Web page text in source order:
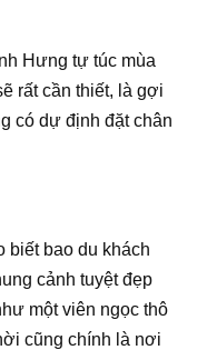
Hưng tự túc mùa
rất cần thiết, là gợi
có dự định đặt chân
biết bao du khách
cảnh tuyệt đẹp
một viên ngọc thô
cũng chính là nơi